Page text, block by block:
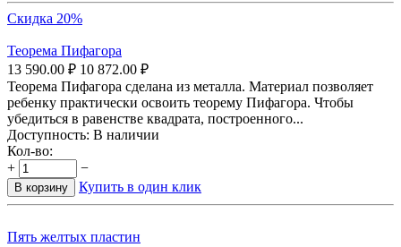
Скидка 20%
Теорема Пифагора
13 590.00 ₽ 10 872.00 ₽
Теорема Пифагора сделана из металла. Материал позволяет
ребенку практически освоить теорему Пифагора. Чтобы
убедиться в равенстве квадрата, построенного...
Доступность: В наличии
Кол-во:
+
−
В корзину Купить в один клик
Пять желтых пластин